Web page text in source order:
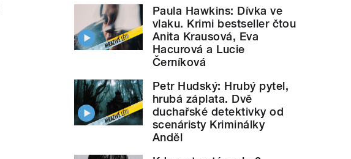
Paula Hawkins: Dívka ve
vlaku. Krimi bestseller čtou
Anita Krausová, Eva
Hacurová a Lucie
Černíková
Petr Hudský: Hrubý pytel,
hrubá záplata. Dvě
duchařské detektivky od
scenáristy Kriminálky
Anděl